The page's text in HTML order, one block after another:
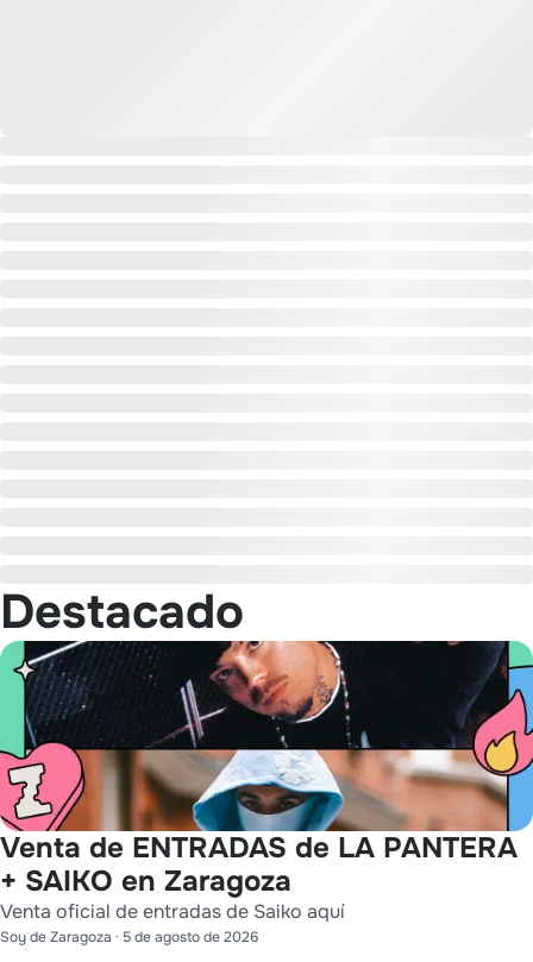
Destacado
Venta de ENTRADAS de LA PANTERA
+ SAIKO en Zaragoza
Venta oficial de entradas de Saiko aquí
Soy de Zaragoza · 5 de agosto de 2026